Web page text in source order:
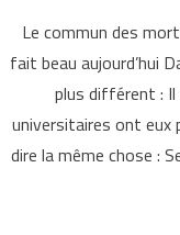
Le commun des
fait beau aujourd’hui
plus différent : Il
universitaires ont eux
dire la même chose :